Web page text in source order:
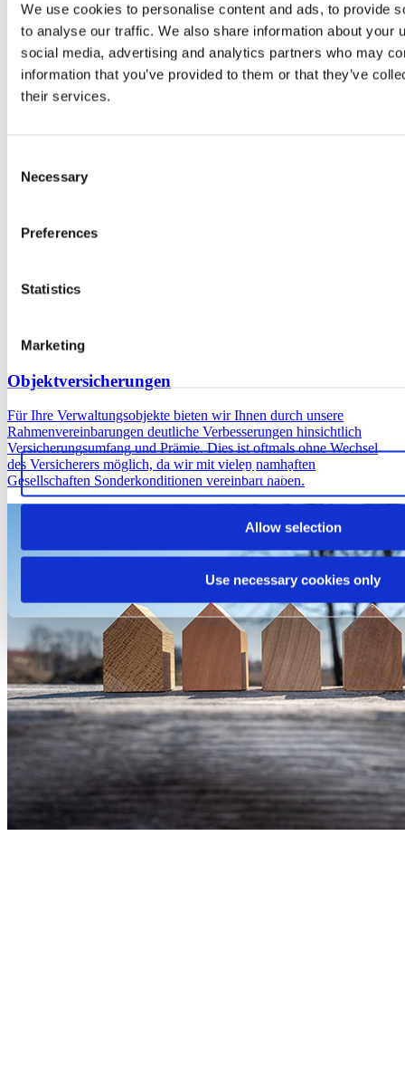
We use cookies to personalise content and ads, to provide
to analyse our traffic. We also share information about your
social media, advertising and analytics partners who may
information that you’ve provided to them or that they’ve
their services.
Selection
Necessary
Preferences
Statistics
Marketing
Allow all cookies
Allow selection
Use necessary cookies only
Objektversicherungen
Für Ihre Verwaltungsobjekte bieten wir Ihnen durch unsere
Rahmenvereinbarungen deutliche Verbesserungen hinsichtlich
Versicherungsumfang und Prämie. Dies ist oftmals ohne Wechsel
des Versicherers möglich, da wir mit vielen namhaften
Gesellschaften Sonderkonditionen vereinbart haben.